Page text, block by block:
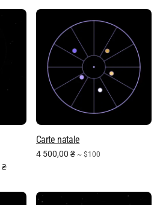
₴
Carte natale
4 500,00 ₴ ~ $100